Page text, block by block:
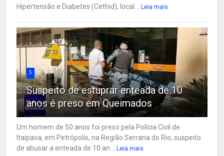
Hipertensão e Diabetes (Cethid), local... Leia mais
5
Suspeito de estuprar enteada de 10
anos é preso em Queimados
Um homem de 50 anos foi preso pela Polícia Civil de
Itaipava, em Petrópolis, na Região Serrana do Rio, suspeito
de abusar a enteada de 10 an...
Leia mais